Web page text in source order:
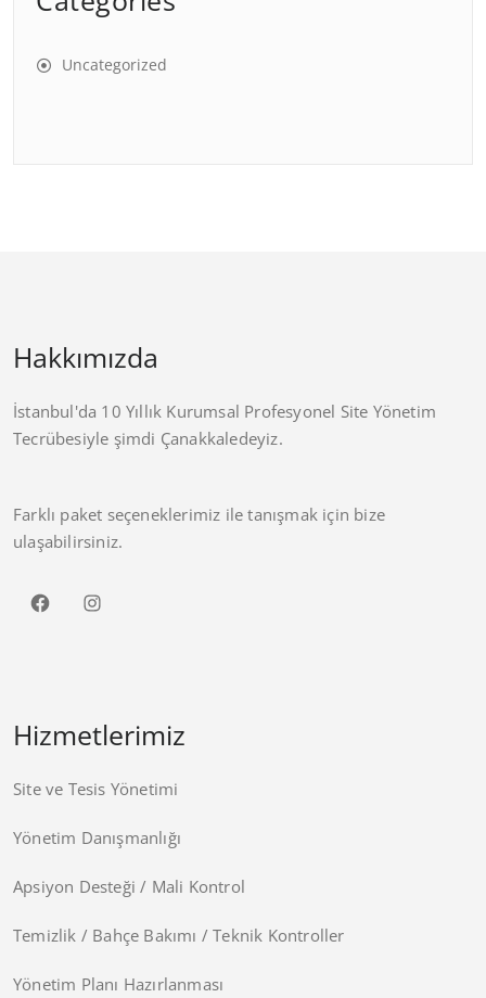
Uncategorized
Hakkımızda
İstanbul'da 10 Yıllık Kurumsal Profesyonel Site Yönetim
Tecrübesiyle şimdi Çanakkaledeyiz.
Farklı paket seçeneklerimiz ile tanışmak için bize
ulaşabilirsiniz.
FacebookInstagram
Hizmetlerimiz
Site ve Tesis Yönetimi
Yönetim Danışmanlığı
Apsiyon Desteği / Mali Kontrol
Temizlik / Bahçe Bakımı / Teknik Kontroller
Yönetim Planı Hazırlanması